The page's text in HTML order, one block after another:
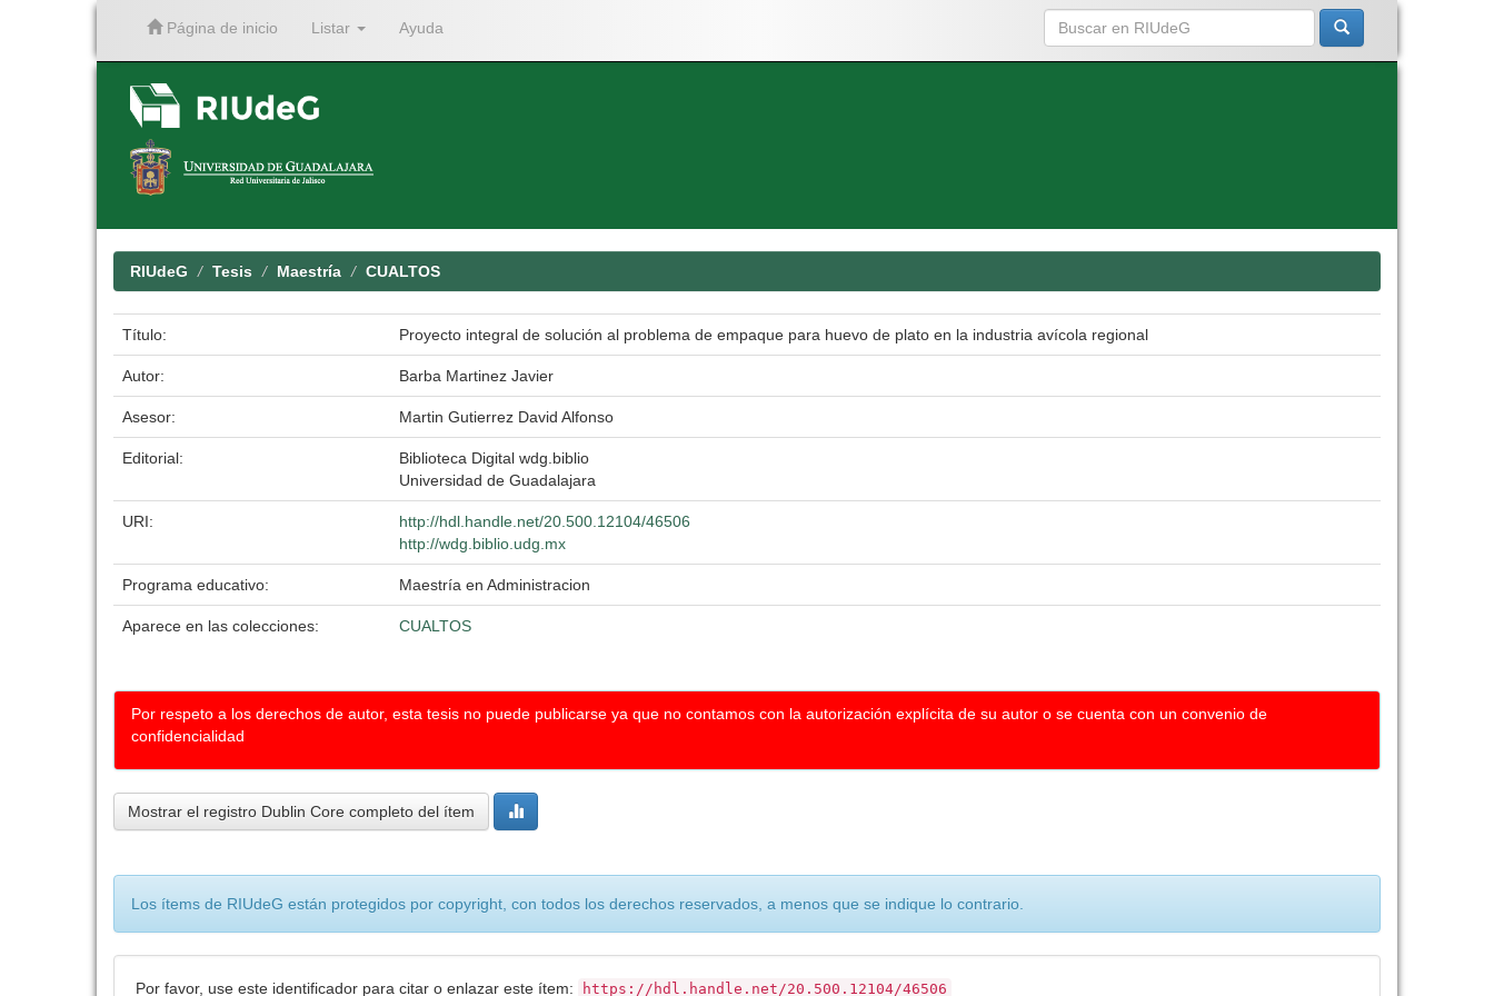
Página de inicio Listar Ayuda
RIUdeG Tesis Maestría CUALTOS
Título: Proyecto integral de solución al problema de empaque para huevo de plato en la industria avícola regional
Autor: Barba Martinez Javier
Asesor: Martin Gutierrez David Alfonso
Editorial:
Biblioteca Digital wdg.biblio
Universidad de Guadalajara
URI:
http://hdl.handle.net/20.500.12104/46506
http://wdg.biblio.udg.mx
Programa educativo: Maestría en Administracion
Aparece en las colecciones: CUALTOS
Por respeto a los derechos de autor, esta tesis no puede publicarse ya que no contamos con la autorización explícita de su autor o se cuenta con un convenio de
confidencialidad
Mostrar el registro Dublin Core completo del ítem
Los ítems de RIUdeG están protegidos por copyright, con todos los derechos reservados, a menos que se indique lo contrario.
Por favor, use este identificador para citar o enlazar este ítem: https://hdl.handle.net/20.500.12104/46506